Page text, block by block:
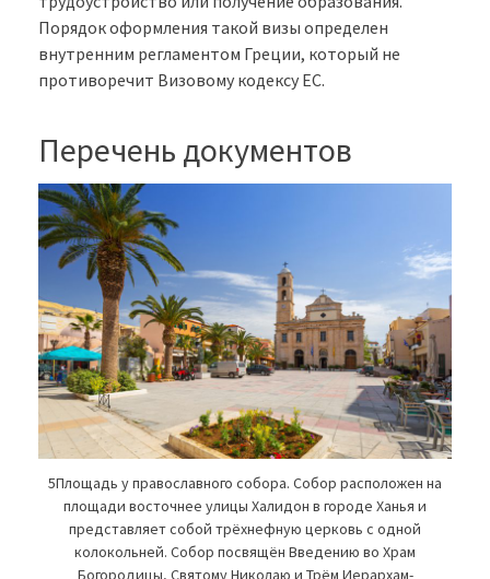
Порядок оформления такой визы определен
внутренним регламентом Греции, который не
противоречит Визовому кодексу ЕС.
Перечень документов
5Площадь у православного собора. Собор расположен на
площади восточнее улицы Халидон в городе Ханья и
представляет собой трёхнефную церковь с одной
колокольней. Собор посвящён Введению во Храм
Богородицы, Святому Николаю и Трём Иерархам-